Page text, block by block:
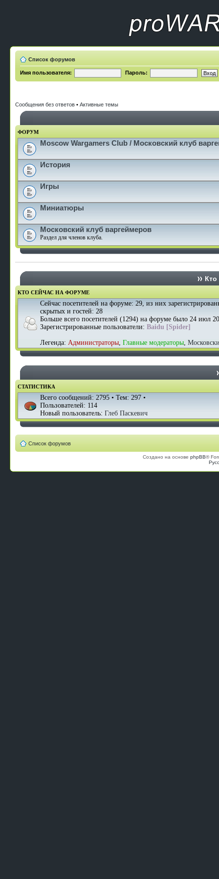
Список форумов
Имя пользователя: Пароль:
Сообщения без ответов • Активные темы
ФОРУМ
Moscow Wargamers Club / Московский клуб
История
Игры
Миниатюры
Московский клуб варгеймеров
Раздел для членов клуба.
КТО СЕЙЧАС НА ФОРУМЕ
Сейчас посетителей на форуме: 29, из них
скрытых и гостей: 28
Больше всего посетителей (1294) на форуме было 24 июл
Зарегистрированные пользователи: Baidu [Spider]
Легенда: Администраторы, Главные модераторы,
СТАТИСТИКА
Всего сообщений: 2795 • Тем: 297 •
Пользователей: 114
Новый пользователь: Глеб Паскевич
Список форумов
Создано на основе phpBB®